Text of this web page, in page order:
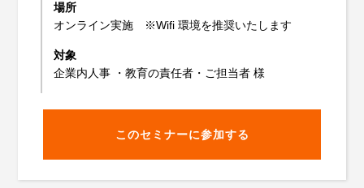
場所
オンライン実施 ※Wifi 環境を推奨いたします
対象
企業内人事 ・教育の責任者・ご担当者 様
このセミナーに参加する